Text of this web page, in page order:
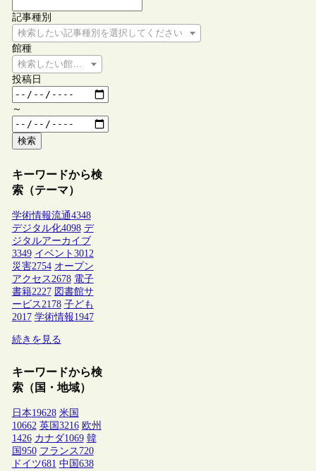
記事種別
検索したい記事種別を選択してください
館種
検索したい館種を選択してください
投稿日
～
検索
キーワードから検
索（テーマ）
学術情報流通4348
デジタル化4098 デ
ジタルアーカイブ
3349 イベント 3012
災害2754 オープン
アクセス2678 電子
書籍2227 図書館サ
ービス2178 子ども
2017 学術情報1947
続きを見る
キーワードから検
索（国・地域）
日本19628 米国
10662 英国 3216 欧州
1426 カナダ1069 韓
国 950 フランス 720
ドイツ681 中国 638